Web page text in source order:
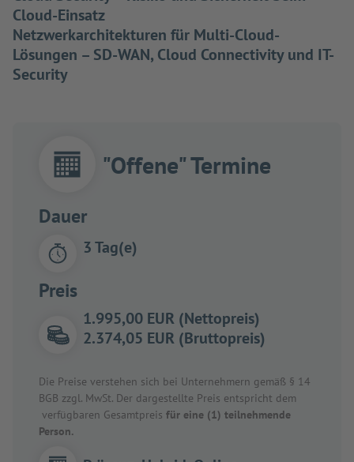
Cloud-Einsatz
Netzwerkarchitekturen für Multi-Cloud-
Lösungen – SD-WAN, Cloud Connectivity und IT-
Security
"Offene" Termine
Dauer
3 Tag(e)
Preis
1.995,00 EUR (Nettopreis)
2.374,05 EUR (Bruttopreis)
Die Preise verstehen sich bei Unternehmern gemäß § 14
BGB zzgl. MwSt. Der dargestellte Preis entspricht dem
verfügbaren Gesamtpreis für eine (1) teilnehmende
Person.